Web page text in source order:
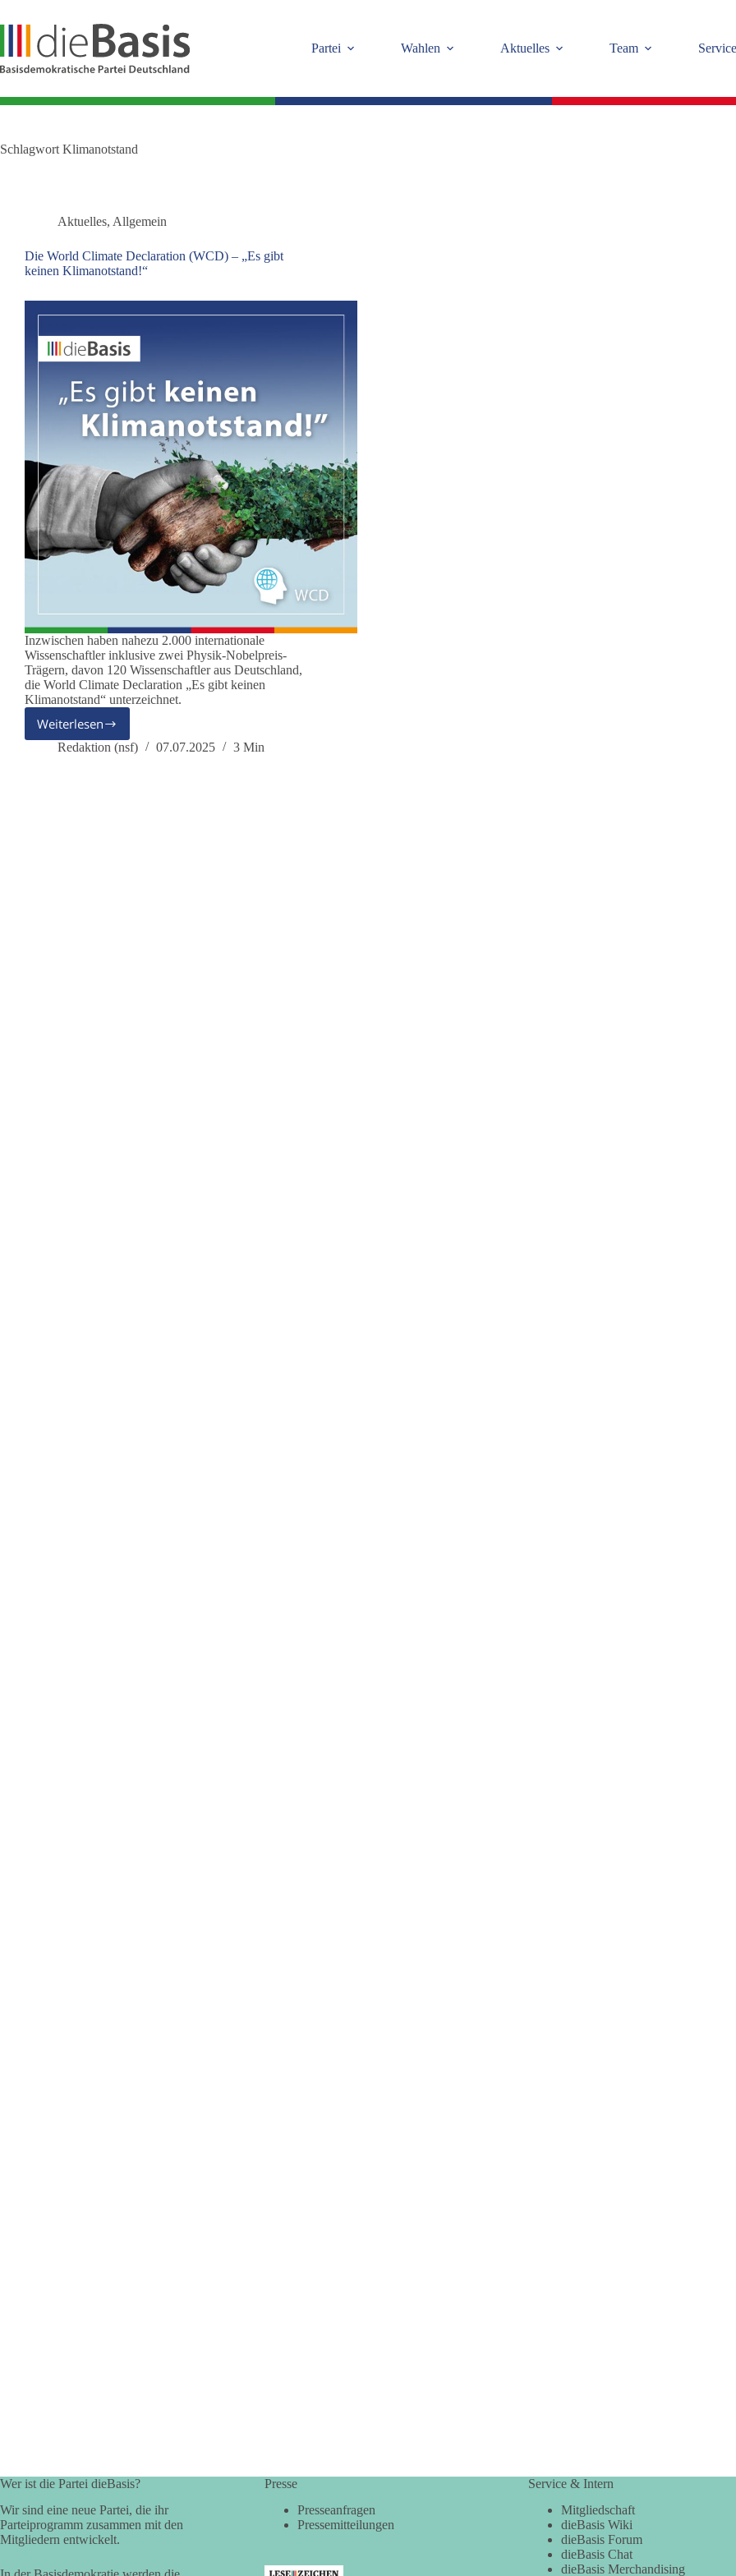
springen
Partei
Wahlen Aktuelles Team Service
Schlagwort Klimanotstand
Aktuelles, Allgemein
Die World Climate Declaration (WCD) – „Es gibt
keinen Klimanotstand!“
Inzwischen haben nahezu 2.000 internationale
Wissenschaftler inklusive zwei Physik-Nobelpreis-
Trägern, davon 120 Wissenschaftler aus Deutschland,
die World Climate Declaration „Es gibt keinen
Klimanotstand“ unterzeichnet.
Weiterlesen
Die
World
Redaktion (nsf) 07.07.2025 3 Min
Wer ist die Partei dieBasis?
Wir sind eine neue Partei, die ihr
Parteiprogramm zusammen mit den
Mitgliedern entwickelt.
Presse
Presseanfragen
Pressemitteilungen
Service & Intern
Mitgliedschaft
dieBasis Wiki
dieBasis Forum
dieBasis Chat
dieBasis Merchandising